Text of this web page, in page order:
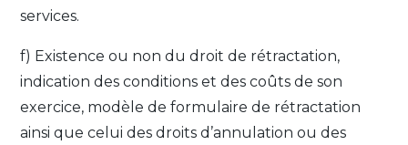
services.
f) Existence ou non du droit de rétractation,
indication des conditions et des coûts de son
exercice, modèle de formulaire de rétractation
ainsi que celui des droits d’annulation ou des